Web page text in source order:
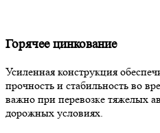
Горячее цинкование
Усиленная конструкция
прочность и стабильность во
важно при перевозке тяжелых
дорожных условиях.